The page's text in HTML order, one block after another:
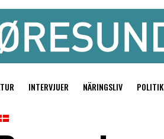
INTERVJUER NÄRINGSLIV POLITIK